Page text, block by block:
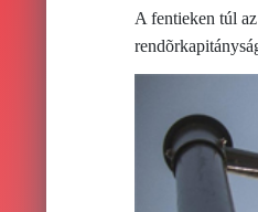
A fentieken túl